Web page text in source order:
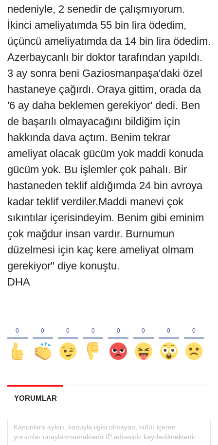
nedeniyle, 2 senedir de çalışmıyorum.
İkinci ameliyatımda 55 bin lira ödedim,
üçüncü ameliyatımda da 14 bin lira ödedim.
Azerbaycanlı bir doktor tarafından yapıldı.
3 ay sonra beni Gaziosmanpaşa'daki özel
hastaneye çağırdı. Oraya gittim, orada da
'6 ay daha beklemen gerekiyor' dedi. Ben
de başarılı olmayacağını bildiğim için
hakkında dava açtım. Benim tekrar
ameliyat olacak gücüm yok maddi konuda
gücüm yok. Bu işlemler çok pahalı. Bir
hastaneden teklif aldığımda 24 bin avroya
kadar teklif verdiler.Maddi manevi çok
sıkıntılar içerisindeyim. Benim gibi eminim
çok mağdur insan vardır. Burnumun
düzelmesi için kaç kere ameliyat olmam
gerekiyor" diye konuştu.
DHA
YORUMLAR